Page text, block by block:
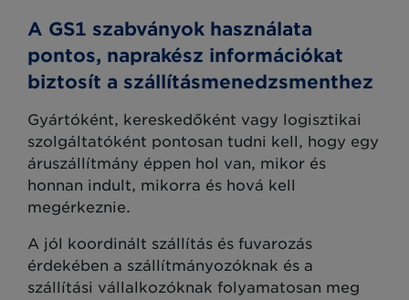
A GS1 szabványok használata
pontos, naprakész információkat
biztosít a szállításmenedzsmenthez
Gyártóként, kereskedőként vagy logisztikai
szolgáltatóként pontosan tudni kell, hogy egy
áruszállítmány éppen hol van, mikor és
honnan indult, mikorra és hová kell
megérkeznie.
A jól koordinált szállítás és fuvarozás
érdekében a szállítmányozóknak és a
szállítási vállalkozóknak folyamatosan meg